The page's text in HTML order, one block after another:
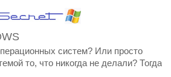
систем? Или просто
то, что никогда не делали? Тогда